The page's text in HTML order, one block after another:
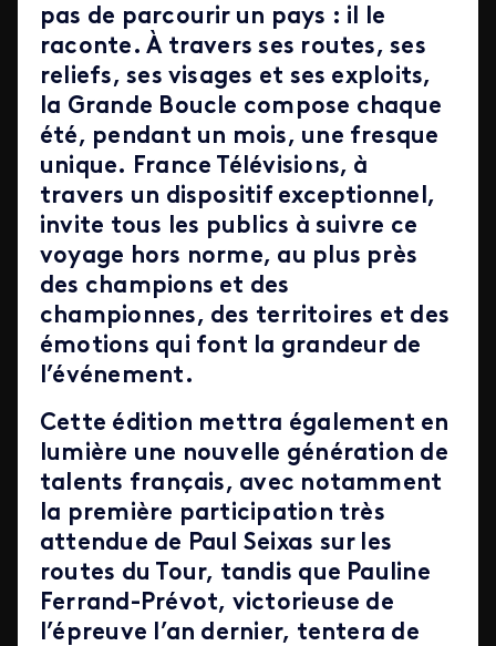
pas de parcourir un pays : il le
raconte. À travers ses routes, ses
reliefs, ses visages et ses exploits,
la Grande Boucle compose chaque
été, pendant un mois, une fresque
unique. France Télévisions, à
travers un dispositif exceptionnel,
invite tous les publics à suivre ce
voyage hors norme, au plus près
des champions et des
championnes, des territoires et des
émotions qui font la grandeur de
l’événement.
Cette édition mettra également en
lumière une nouvelle génération de
talents français, avec notamment
la première participation très
attendue de Paul Seixas sur les
routes du Tour, tandis que Pauline
Ferrand-Prévot, victorieuse de
l’épreuve l’an dernier, tentera de